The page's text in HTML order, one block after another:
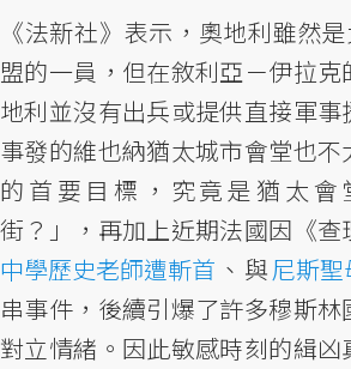
《法新社》表示，奧地利雖然
盟的一員，但在敘利亞－伊拉
地利並沒有出兵或提供直接軍事
事發的維也納猶太城市會堂也
的首要目標，究竟是猶太會
街？」，再加上近期法國因《查
中學歷史老師遭斬首 、與尼斯
串事件，後續引爆了許多穆斯
對立情緒。因此敏感時刻的緝